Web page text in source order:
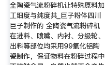
全陶瓷气流粉碎机让特殊原料加
工细度与纯度共_巨子粉体四川
巨子制作的 全陶瓷气流粉碎机
在进料、喷嘴、内衬、分级轮、
出料等部位均采用99氧化铝陶
瓷制作，保证物料在粉碎过程中